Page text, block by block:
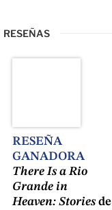
RESEÑAS
RESEÑA
GANADORA
There Is a Rio
Grande in
Heaven: Stories de